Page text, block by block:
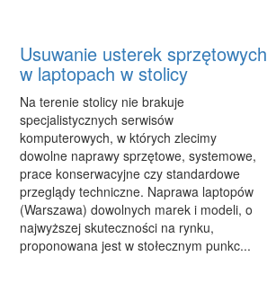
Usuwanie usterek sprzętowych
w laptopach w stolicy
Na terenie stolicy nie brakuje
specjalistycznych serwisów
komputerowych, w których zlecimy
dowolne naprawy sprzętowe, systemowe,
prace konserwacyjne czy standardowe
przeglądy techniczne. Naprawa laptopów
(Warszawa) dowolnych marek i modeli, o
najwyższej skuteczności na rynku,
proponowana jest w stołecznym punkc...